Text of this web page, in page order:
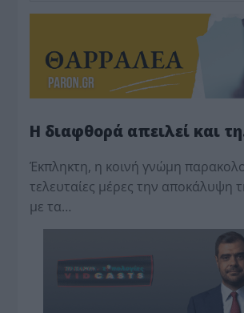
Η διαφθορά απειλεί και
Έκπληκτη, η κοινή γνώμη
τελευταίες μέρες την αποκάλυψη
με τα…